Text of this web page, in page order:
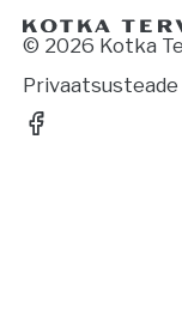
© 2026 Kotka
Privaatsusteade